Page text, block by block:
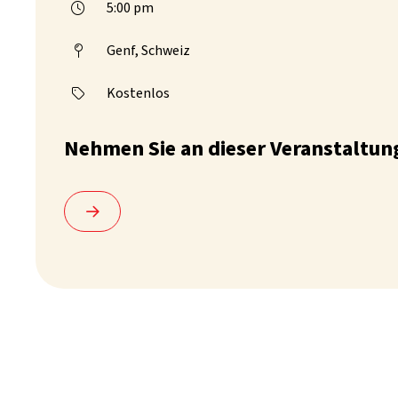
 5:00 pm
 Genf, Schweiz
 Kostenlos
Nehmen Sie an dieser
